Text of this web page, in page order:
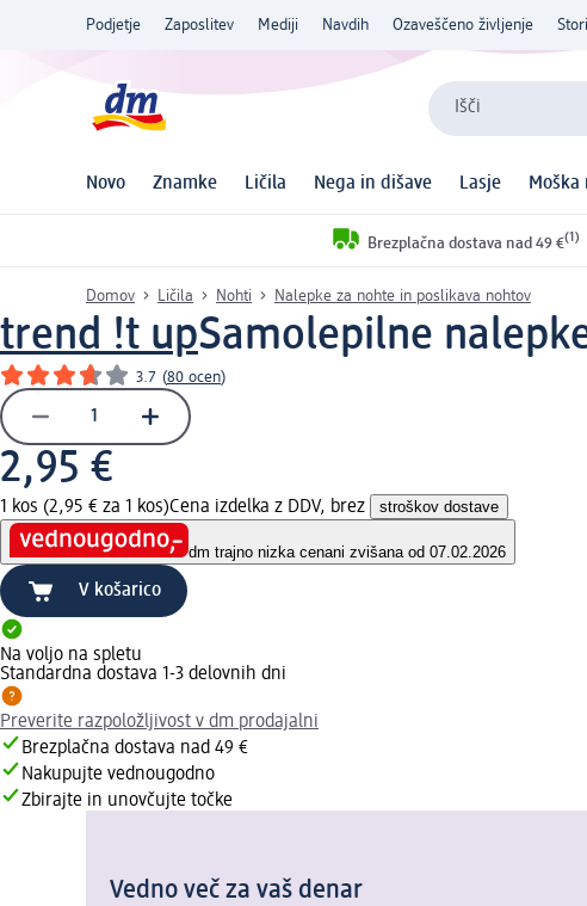
Podjetje Zaposlitev Mediji Navdih Ozaveščeno življenje
Išči
Novo Znamke Ličila Nega in dišave Lasje Moška
Brezplačna dostava nad 49 €(1)
Domov Ličila Nohti Nalepke za nohte in poslikava nohtov
trend !t upSamolepilne
3.7 (80 ocen)
2,95 €
1 kos (2,95 € za 1 kos)Cena izdelka z DDV, brez stroškov dostave
dm trajno nizka cenani zvišana od 07.02.2026
V košarico
Na voljo na spletu
Standardna dostava 1-3 delovnih dni
Preverite razpoložljivost v dm prodajalni
Brezplačna dostava nad 49 €
Nakupujte vednougodno
Zbirajte in unovčujte točke
Vedno več za vaš denar